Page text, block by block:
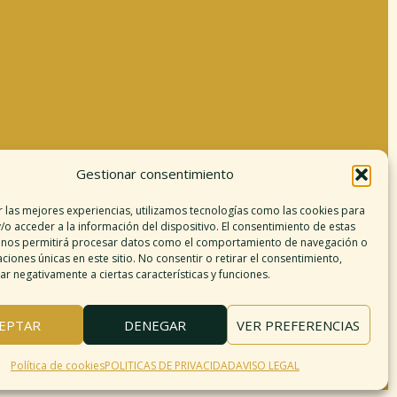
Gestionar consentimiento
las mejores experiencias, utilizamos tecnologías como las cookies para
o acceder a la información del dispositivo. El consentimiento de estas
permitirá procesar datos como el comportamiento de navegación o
únicas en este sitio. No consentir o retirar el consentimiento,
negativamente a ciertas características y funciones.
DENEGAR VER PREFERENCIAS
Política de cookiesPOLITICAS DE PRIVACIDADAVISO LEGAL
Aviso legal
de responsabilidad
Política de cookies
y condiciones
Mapa del sitio